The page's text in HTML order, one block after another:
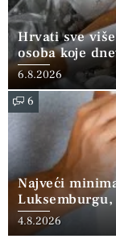
Hrvati sve
osoba koje
6.8.2026
6
Najveći
4.8.2026